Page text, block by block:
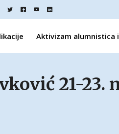
Aktivizam alumnistica
21-23.